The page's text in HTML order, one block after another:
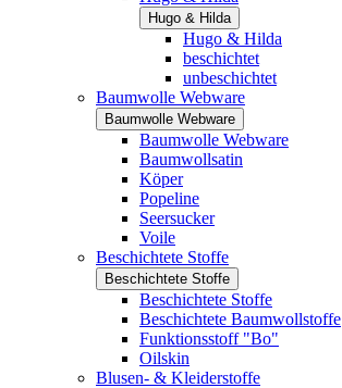
Hugo & Hilda
Hugo & Hilda
beschichtet
unbeschichtet
Baumwolle Webware
Baumwolle Webware
Baumwolle Webware
Baumwollsatin
Köper
Popeline
Seersucker
Voile
Beschichtete Stoffe
Beschichtete Stoffe
Beschichtete Stoffe
Beschichtete Baumwollstoffe
Funktionsstoff "Bo"
Oilskin
Blusen- & Kleiderstoffe